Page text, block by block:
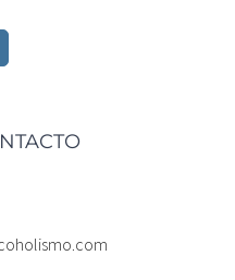
com